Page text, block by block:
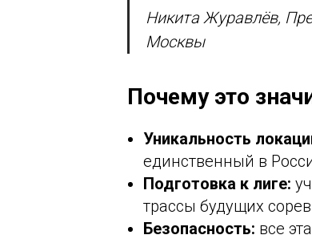
Никита Журавлёв,
Москвы
Почему это
Уникальность
единственный в
Подготовка к лиге:
трассы будущих
Безопасность: все